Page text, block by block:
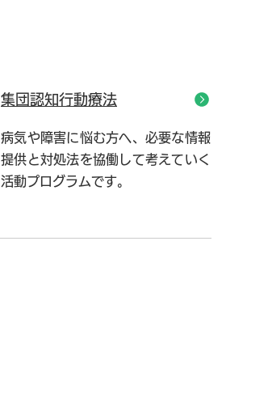
集団認知行動療法
病気や障害に悩む方へ、必要な情報
提供と対処法を協働して考えていく
活動プログラムです。